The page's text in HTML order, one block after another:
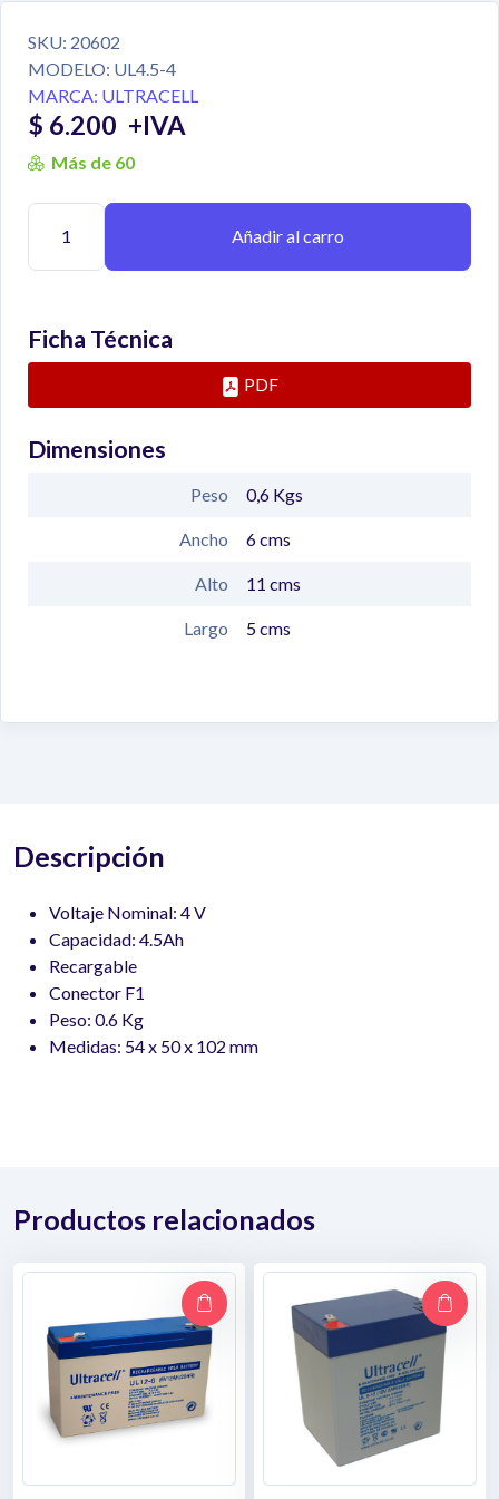
SKU: 20602
MODELO: UL4.5-4
MARCA: ULTRACELL
$ 6.200 +IVA
Más de 60
Añadir al carro
Ficha Técnica
PDF
Dimensiones
Peso 0,6 Kgs
Ancho 6cms
Alto 11 cms
Largo 5cms
Descripción
Voltaje Nominal: 4 V
Capacidad: 4.5Ah
Recargable
Conector F1
Peso: 0.6 Kg
Medidas: 54 x 50 x 102 mm
Productos relacionados